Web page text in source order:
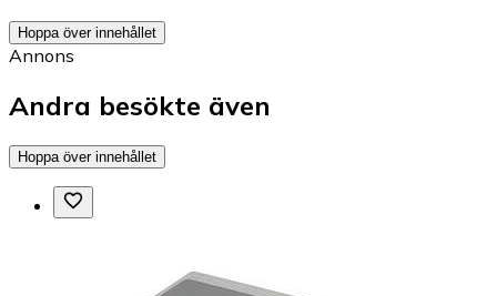
Hoppa över innehållet
Annons
Andra besökte även
Hoppa över innehållet